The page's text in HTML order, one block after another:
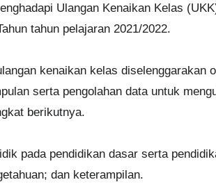
Ulangan Kenaikan Kelas
tahun pelajaran 2021/2022.
kenaikan kelas diselenggarakan
serta pengolahan data untuk
berikutnya.
pada pendidikan dasar serta
dan keterampilan.